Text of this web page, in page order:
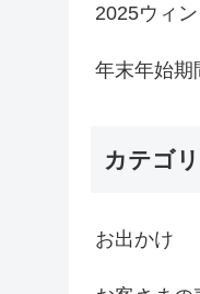
2025ウィ
年末年始
カテゴ
お出かけ